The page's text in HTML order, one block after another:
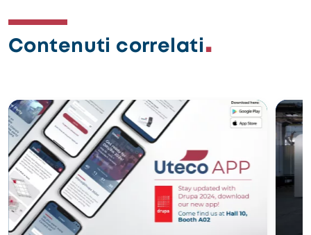
Contenuti correlati